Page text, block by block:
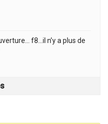
f8…il n’y a plus de